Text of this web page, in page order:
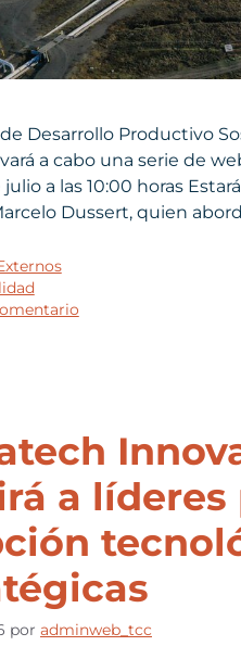
Desarrollo Productivo
a cabo una serie de
julio a las 10:00 horas
Dussert, quien
a líderes
por adminweb_tcc